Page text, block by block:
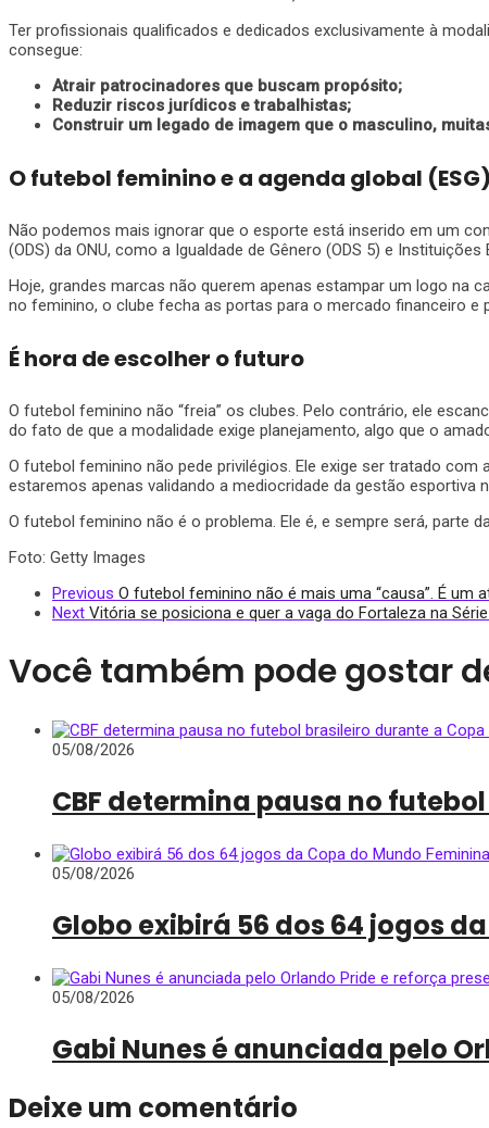
Ter profissionais qualificados e dedicados exclusivamente à
consegue:
Atrair patrocinadores que buscam propósito;
Reduzir riscos jurídicos e trabalhistas;
Construir um legado de imagem que o masculino,
O futebol feminino e a agenda global (ESG)
Não podemos mais ignorar que o esporte está inserido em um
(ODS) da ONU, como a Igualdade de Gênero (ODS 5) e Instituições
Hoje, grandes marcas não querem apenas estampar um logo na
no feminino, o clube fecha as portas para o mercado financeiro e
É hora de escolher o futuro
O futebol feminino não “freia” os clubes. Pelo contrário, ele
do fato de que a modalidade exige planejamento, algo que o
O futebol feminino não pede privilégios. Ele exige ser tratado
estaremos apenas validando a mediocridade da gestão esportiva
O futebol feminino não é o problema. Ele é, e sempre será, parte
Foto: Getty Images
Previous O futebol feminino não é mais uma “causa”. É um
Next Vitória se posiciona e quer a vaga do Fortaleza na Série
Você também pode gostar
05/08/2026
CBF determina pausa no
05/08/2026
Globo exibirá 56 dos 64 jogos
05/08/2026
Gabi Nunes é anunciada pelo
Deixe um comentário